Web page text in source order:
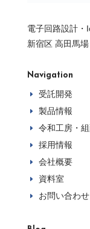
電子回路設計・
新宿区 高田馬場
Navigation
E 受託開発
E 製品情報
E 令和工房・
E 採用情報
E 会社概要
E 資料室
E お問い合わせ